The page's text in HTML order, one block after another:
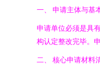
一、 申请主体与基
申请单位必须是具
构认定整改完毕。
二、 核心申请材料